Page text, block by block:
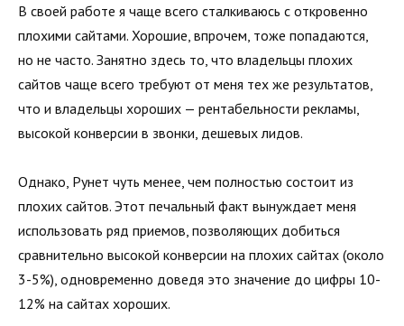
В своей работе я чаще всего сталкиваюсь с откровенно
плохими сайтами. Хорошие, впрочем, тоже попадаются,
но не часто. Занятно здесь то, что владельцы плохих
сайтов чаще всего требуют от меня тех же результатов,
что и владельцы хороших — рентабельности рекламы,
высокой конверсии в звонки, дешевых лидов.
Однако, Рунет чуть менее, чем полностью состоит из
плохих сайтов. Этот печальный факт вынуждает меня
использовать ряд приемов, позволяющих добиться
сравнительно высокой конверсии на плохих сайтах (около
3-5%), одновременно доведя это значение до цифры 10-
12% на сайтах хороших.